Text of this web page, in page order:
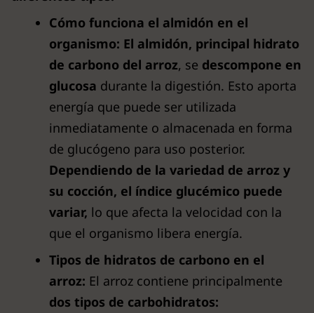
Cómo funciona el almidón en el
organismo: El almidón, principal hidrato
de carbono del arroz, se descompone en
glucosa durante la digestión. Esto aporta
energía que puede ser utilizada
inmediatamente o almacenada en forma
de glucógeno para uso posterior.
Dependiendo de la variedad de arroz y
su cocción, el índice glucémico puede
variar, lo que afecta la velocidad con la
que el organismo libera energía.
Tipos de hidratos de carbono en el
arroz: El arroz contiene principalmente
dos tipos de carbohidratos: